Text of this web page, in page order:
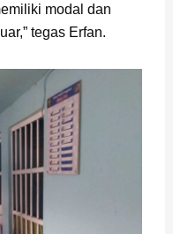
modal dan
tegas Erfan.